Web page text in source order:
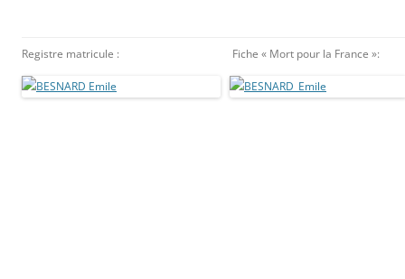
Registre matricule : Fiche « Mort pour la France »: